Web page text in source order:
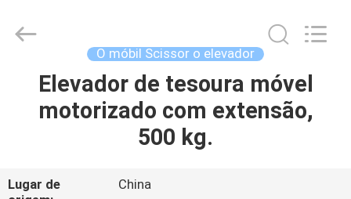
PARA
CASA
MACHINERY
O móbil Scissor o elevador
Elevador de tesoura móvel
motorizado com extensão,
500 kg.
Lugar de
China